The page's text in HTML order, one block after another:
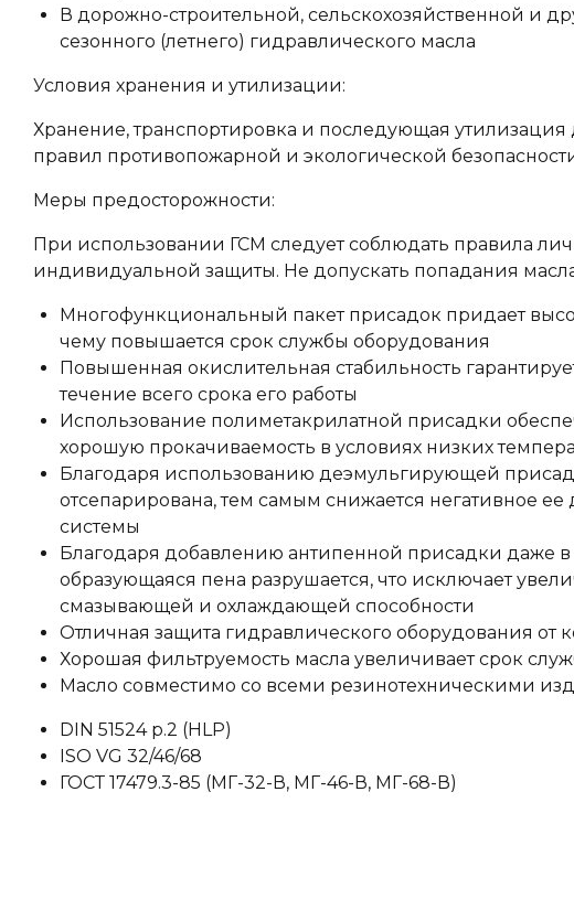
В дорожно-строительной, сельскохозяйственной и
сезонного (летнего) гидравлического масла
Условия хранения и утилизации:
Хранение, транспортировка и последующая
правил противопожарной и экологической
Меры предосторожности:
При использовании ГСМ следует соблюдать правила
индивидуальной защиты. Не допускать попадания
Многофункциональный пакет присадок придает
чему повышается срок службы оборудования
Повышенная окислительная стабильность
течение всего срока его работы
Использование полиметакрилатной присадки
хорошую прокачиваемость в условиях низких
Благодаря использованию деэмульгирующей
отсепарирована, тем самым снижается негативное
системы
Благодаря добавлению антипенной присадки даже
образующаяся пена разрушается, что исключает
смазывающей и охлаждающей способности
Отличная защита гидравлического оборудования от
Хорошая фильтруемость масла увеличивает срок
Масло совместимо со всеми резинотехническими
DIN 51524 p.2 (HLP)
ISO VG 32/46/68
ГОСТ 17479.3-85 (МГ-32-В, МГ-46-В, МГ-68-В)